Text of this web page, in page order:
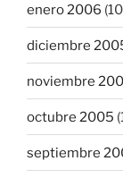
enero 2006
diciembre
noviembre
octubre 2005
septiembre